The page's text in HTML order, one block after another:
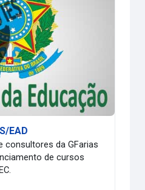
EAD
consultores da GFarias
de cursos